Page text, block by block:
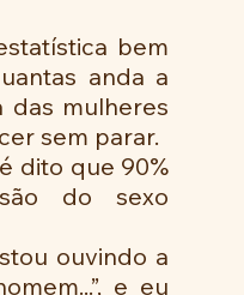
bem
anda a
das mulheres
sem parar.
dito que 90%
do sexo
ouvindo a
e eu